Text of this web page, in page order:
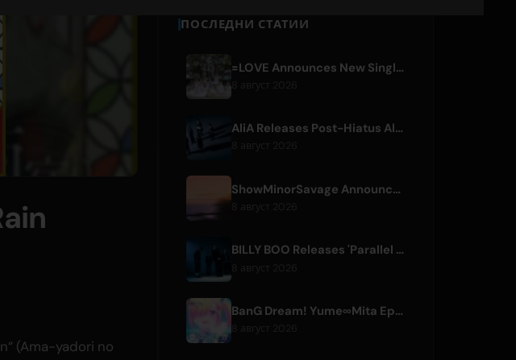
(Ama-yadori no
ПОСЛЕДНИ СТАТИИ
=LOVE Announces New Single 'Koi, Hajimemashita.' and Tokyo Dome Concerts
8 август 2026
AliA Releases Post-Hiatus Album 'mate', Announces Tokyo Live
ShowMinorSavage Announces New Digital Single 'Gradation'
BILLY BOO Releases 'Parallel Night-EP' Featuring TV Drama Theme Song
BanG Dream! Yume∞Mita Episode 8 Live Clip Released